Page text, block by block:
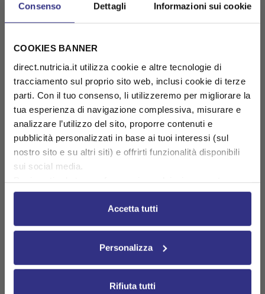
Consenso Dettagli Informazioni sui cookie
COOKIES BANNER
direct.nutricia.it utilizza cookie e altre tecnologie di
tracciamento sul proprio sito web, inclusi cookie di terze
parti. Con il tuo consenso, li utilizzeremo per migliorare la
tua esperienza di navigazione complessiva, misurare e
analizzare l’utilizzo del sito, proporre contenuti e
pubblicità personalizzati in base ai tuoi interessi (sul
nostro sito e su altri siti) e offrirti funzionalità disponibili
sui social media.
cliccando su Impostazioni dei cookie. Ulteriori
informazioni sono disponibili nellaCookie Policy
nella
Accetta tutti
Personalizza
Rifiuta tutti
Kit x 12 risparmi € 62,37
€ 249,48 -25% € 187,11
( € 3,90 /unità)
AGGIUNGI AL CARRELLO